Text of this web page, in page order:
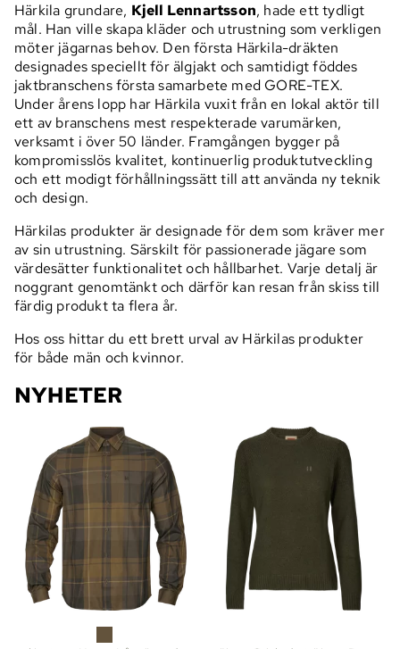
Härkila grundare, Kjell Lennartsson, hade ett tydligt
mål. Han ville skapa kläder och utrustning som verkligen
möter jägarnas behov. Den första Härkila-dräkten
designades speciellt för älgjakt och samtidigt föddes
jaktbranschens första samarbete med GORE-TEX.
Under årens lopp har Härkila vuxit från en lokal aktör till
ett av branschens mest respekterade varumärken,
verksamt i över 50 länder. Framgången bygger på
kompromisslös kvalitet, kontinuerlig produktutveckling
och ett modigt förhållningssätt till att använda ny teknik
och design.
Härkilas produkter är designade för dem som kräver mer
av sin utrustning. Särskilt för passionerade jägare som
värdesätter funktionalitet och hållbarhet. Varje detalj är
noggrant genomtänkt och därför kan resan från skiss till
färdig produkt ta flera år.
Hos oss hittar du ett brett urval av Härkilas produkter
för både män och kvinnor.
NYHETER